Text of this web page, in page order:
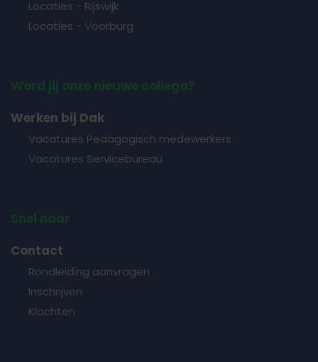
Locaties - Rijswijk
Locaties - Voorburg
Word jij onze nieuwe collega?
Werken bij Dak
Vacatures Pedagogisch medewerkers
Vacatures Servicebureau
Snel naar
Contact
Rondleiding aanvragen
Inschrijven
Klachten